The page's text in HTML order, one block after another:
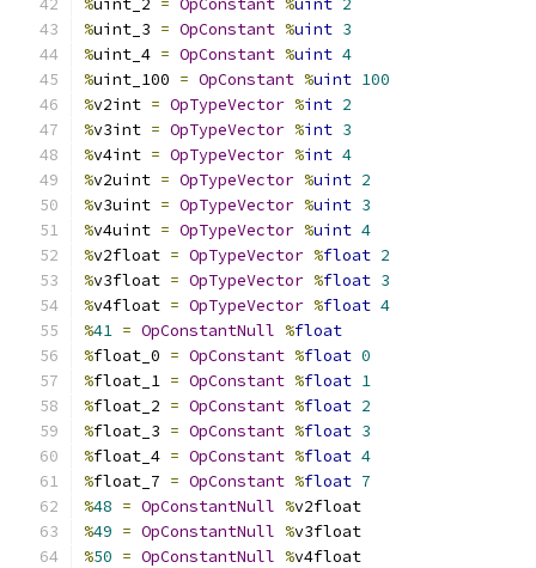
%uint_2 = OpConstant %uint 2
%uint_3 = OpConstant %uint 3
%uint_4 = OpConstant %uint 4
%uint_100 = OpConstant %uint 100
%v2int = OpTypeVector %int 2
%v3int = OpTypeVector %int 3
%v4int = OpTypeVector %int 4
%v2uint = OpTypeVector %uint 2
%v3uint = OpTypeVector %uint 3
%v4uint = OpTypeVector %uint 4
%v2float = OpTypeVector %float 2
%v3float = OpTypeVector %float 3
%v4float = OpTypeVector %float 4
%41 = OpConstantNull %float
%float_0 = OpConstant %float 0
%float_1 = OpConstant %float 1
%float_2 = OpConstant %float 2
%float_3 = OpConstant %float 3
%float_4 = OpConstant %float 4
%float_7 = OpConstant %float 7
%48 = OpConstantNull %v2float
%49 = OpConstantNull %v3float
%50 = OpConstantNull %v4float